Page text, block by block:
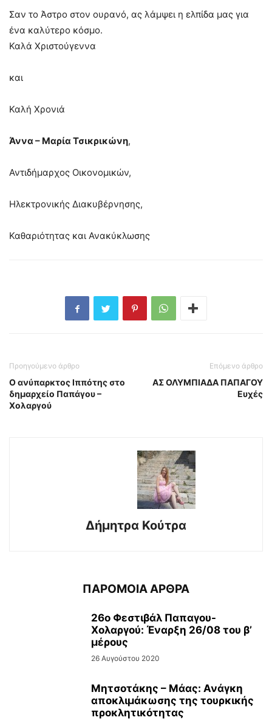
Σαν το Άστρο στον ουρανό, ας λάμψει η ελπίδα μας για
ένα καλύτερο κόσμο.
Καλά Χριστούγεννα
και
Καλή Χρονιά
Άννα – Μαρία Τσικρικώνη,
Αντιδήμαρχος Οικονομικών,
Ηλεκτρονικής Διακυβέρνησης,
Καθαριότητας και Ανακύκλωσης
Προηγούμενο άρθρο
O ανύπαρκτος Ιππότης στο
δημαρχείο Παπάγου –
Χολαργού
Επόμενο άρθρο
ΑΣ ΟΛΥΜΠΙΑΔΑ ΠΑΠΑΓΟΥ
Ευχές
Δήμητρα Κούτρα
ΠΑΡΟΜΟΙΑ ΑΡΘΡΑ
26ο Φεστιβάλ Παπαγου-
Χολαργού: Έναρξη 26/08 του β’
μέρους
26 Αυγούστου 2020
Μητσοτάκης – Μάας: Ανάγκη
αποκλιμάκωσης της τουρκικής
προκλητικότητας